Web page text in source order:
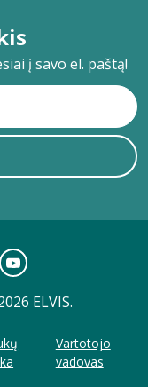
į savo el. paštą!
ELVIS.
Vartotojo
vadovas